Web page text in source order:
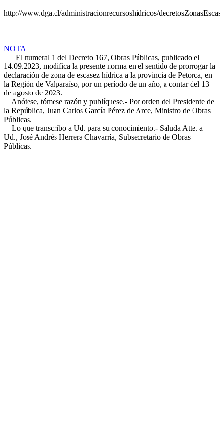
http://www.dga.cl/administracionrecursoshidricos/
NOTA
El numeral 1 del Decreto 167, Obras Públicas, publicado el
14.09.2023, modifica la presente norma en el sentido de prorrogar la
declaración de zona de escasez hídrica a la provincia de Petorca, en
la Región de Valparaíso, por un período de un año, a contar del 13
de agosto de 2023.
Anótese, tómese razón y publíquese.- Por orden del Presidente de
la República, Juan Carlos García Pérez de Arce, Ministro de Obras
Públicas.
Lo que transcribo a Ud. para su conocimiento.- Saluda Atte. a
Ud., José Andrés Herrera Chavarría, Subsecretario de Obras
Públicas.